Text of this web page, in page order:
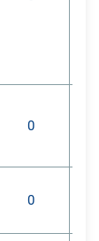
0
0